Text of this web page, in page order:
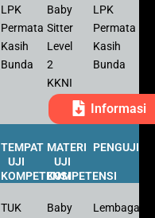
LPK
Permata
Kasih
Bunda
Baby
Sitter
Level
2
KKNI
LPK
Permata
Kasih
Bunda
Informasi
TEMPAT
UJI
KOMPETENSI
MATERI
UJI
KOMPETENSI
PENGUJI
TUK
Baby
Lembaga